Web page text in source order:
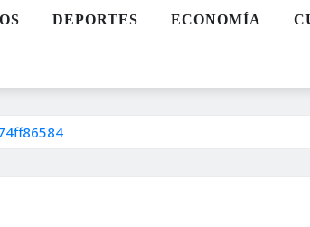
DEPORTES ECONOMÍA